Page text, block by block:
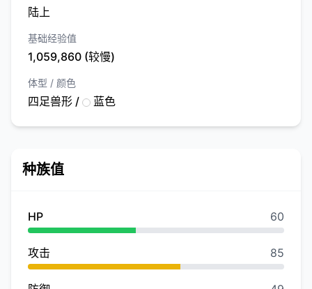
陆上
基础经验值
1,059,860 (较慢)
体型 / 颜色
四足兽形 / 蓝色
种族值
HP 60
攻击 85